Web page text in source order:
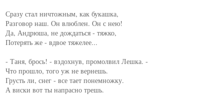
Сразу стал ничтожным, как букашка,
Разговор наш. Он влюблен. Он с нею!
Да, Андрюша, не дождаться - тяжко,
Потерять же - вдвое тяжелее...
- Таня, брось! - вздохнув, промолвил Лешка. -
Что прошло, того уж не вернешь.
Грусть ли, снег - все тает понемножку.
А виски вот ты напрасно трешь.